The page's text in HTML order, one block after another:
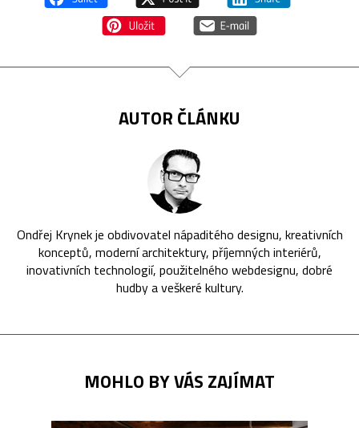
AUTOR ČLÁNKU
Ondřej Krynek je obdivovatel nápaditého designu, kreativních
konceptů, moderní architektury, příjemných interiérů,
inovativních technologií, použitelného webdesignu, dobré
hudby a veškeré kultury.
MOHLO BY VÁS ZAJÍMAT